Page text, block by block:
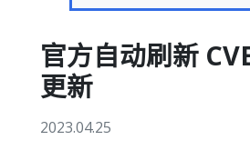
官方自动刷新
更新
2023.04.25